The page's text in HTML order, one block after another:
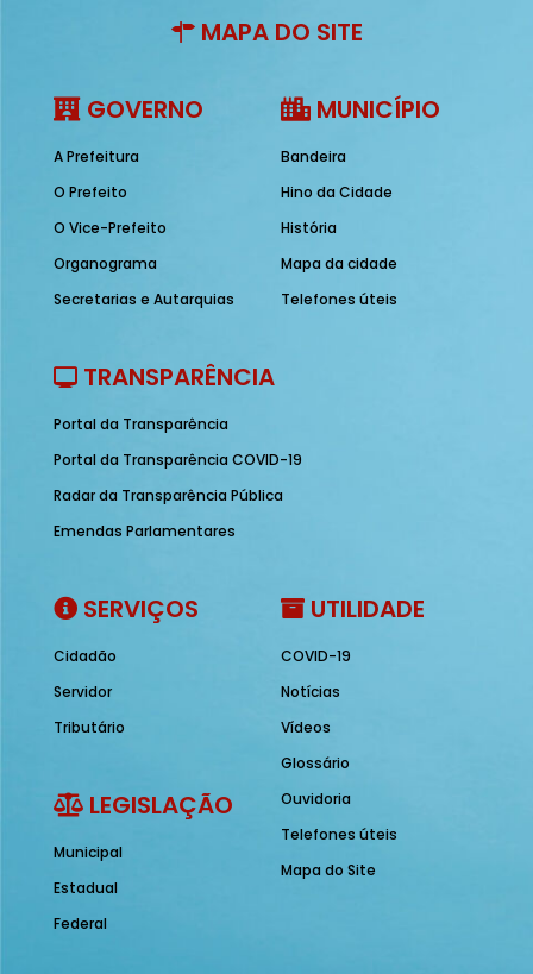
MAPA DO SITE
GOVERNO
A Prefeitura
O Prefeito
O Vice-Prefeito
Organograma
Secretarias e Autarquias
MUNICÍPIO
Bandeira
Hino da Cidade
História
Mapa da cidade
Telefones úteis
TRANSPARÊNCIA
Portal da Transparência
Portal da Transparência COVID-19
Radar da Transparência Pública
Emendas Parlamentares
SERVIÇOS
Cidadão
Servidor
Tributário
LEGISLAÇÃO
Municipal
Estadual
Federal
UTILIDADE
COVID-19
Notícias
Vídeos
Glossário
Ouvidoria
Telefones úteis
Mapa do Site